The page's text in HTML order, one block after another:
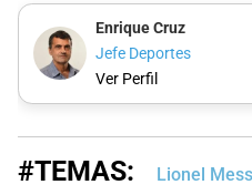
Enrique Cruz
Jefe Deportes
Ver Perfil
#TEMAS: Lionel